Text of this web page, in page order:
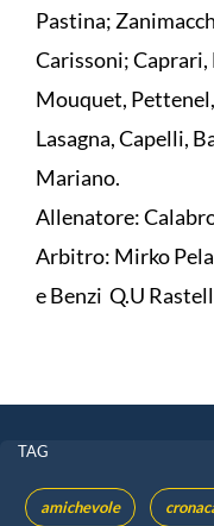
Pastina;
Carissoni;
Mouquet,
Lasagna, Capelli,
Mariano.
Allenatore:
Arbitro: Mirko
e Benzi Q.U
TAG
amichevole